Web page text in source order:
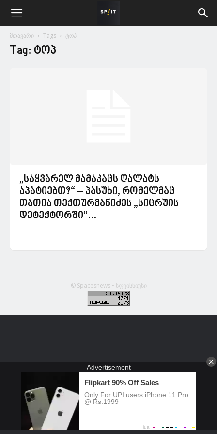
მთავარი Tags ტოპ
Tag: ტოპ
„საყვარელ მამაკაცს ღალატს
აპატიებთ?“ – პასუხი, რომელმაც
თათია თექთურმანიძეს „სიცრუის
დეტექტორში“...
© Spacesnews • სფეისნიუსი